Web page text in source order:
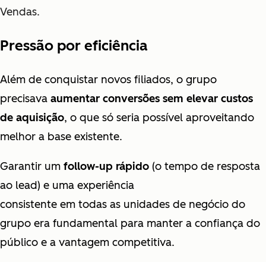
Vendas.
Pressão por eficiência
Além de conquistar novos filiados, o grupo
precisava aumentar conversões sem elevar custos
de aquisição, o que só seria possível aproveitando
melhor a base existente.
Garantir um follow-up rápido (o tempo de resposta
ao lead) e uma experiência
consistente em todas as unidades de negócio do
grupo era fundamental para manter a confiança do
público e a vantagem competitiva.